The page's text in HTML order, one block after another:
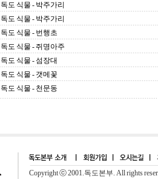
독도 식물 - 박주가리
독도 식물 - 박주가리
독도 식물 - 번행초
독도 식물 - 쥐명아주
독도 식물 - 섬장대
독도 식물 - 갯메꽃
독도 식물 - 천문동
Copyright ⓒ 2001.독도본부. All rights